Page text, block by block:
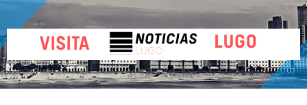
al
contenido